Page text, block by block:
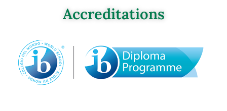
Accreditations